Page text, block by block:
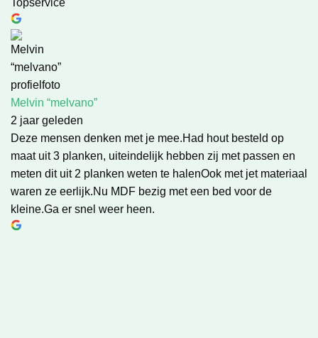
Melvin “melvano”
2 jaar geleden
Deze mensen denken met je mee.Had hout besteld op
maat uit 3 planken, uiteindelijk hebben zij met passen en
meten dit uit 2 planken weten te halenOok met jet materiaal
waren ze eerlijk.Nu MDF bezig met een bed voor de
kleine.Ga er snel weer heen.